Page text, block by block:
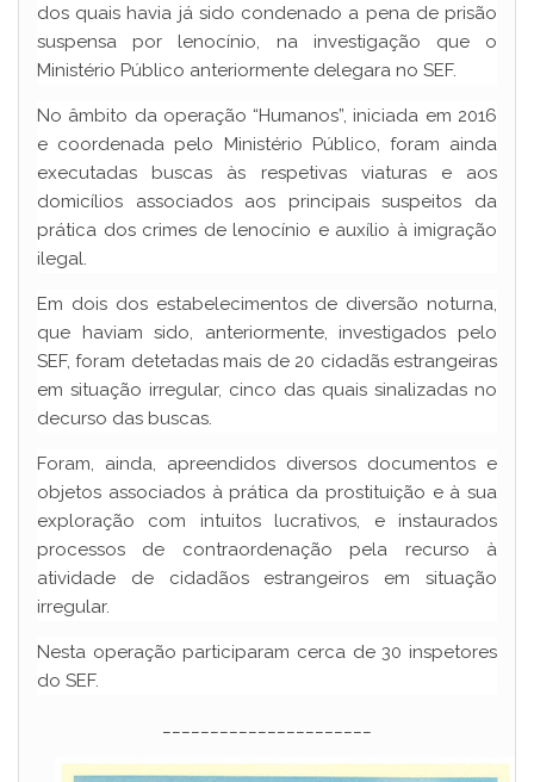
dos quais havia já sido condenado a pena de prisão
suspensa por lenocínio, na investigação que o
Ministério Público anteriormente delegara no SEF.
No âmbito da operação “Humanos”, iniciada em 2016
e coordenada pelo Ministério Público, foram ainda
executadas buscas às respetivas viaturas e aos
domicílios associados aos principais suspeitos da
prática dos crimes de lenocínio e auxílio à imigração
ilegal.
Em dois dos estabelecimentos de diversão noturna,
que haviam sido, anteriormente, investigados pelo
SEF, foram detetadas mais de 20 cidadãs estrangeiras
em situação irregular, cinco das quais sinalizadas no
decurso das buscas.
Foram, ainda, apreendidos diversos documentos e
objetos associados à prática da prostituição e à sua
exploração com intuitos lucrativos, e instaurados
processos de contraordenação pela recurso à
atividade de cidadãos estrangeiros em situação
irregular.
Nesta operação participaram cerca de 30 inspetores
do SEF.